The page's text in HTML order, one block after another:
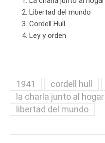
Libertad del mundo
Cordell Hull
Ley y orden
1941 cordell hull
la charla junto al hogar
libertad del mundo